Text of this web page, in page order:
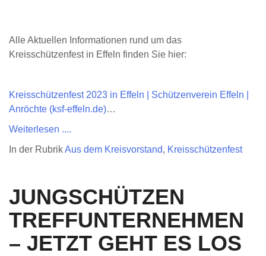
Alle Aktuellen Informationen rund um das
Kreisschützenfest in Effeln finden Sie hier:
Kreisschützenfest 2023 in Effeln | Schützenverein Effeln |
Anröchte (ksf-effeln.de)…
Weiterlesen ....
In der RubrikAus dem Kreisvorstand, Kreisschützenfest
JUNGSCHÜTZEN
TREFFUNTERNEHMEN
– JETZT GEHT ES LOS